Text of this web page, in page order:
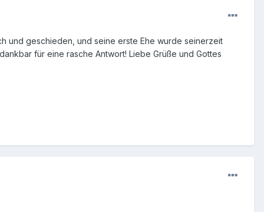
und geschieden, und seine erste Ehe wurde seinerzeit
für eine rasche Antwort! Liebe Grüße und Gottes